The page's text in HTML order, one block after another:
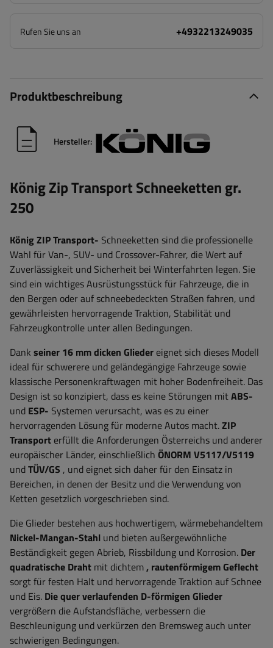
Rufen Sie uns an +4932213249035
Produktbeschreibung
Hersteller:
König Zip Transport Schneeketten gr.
250
König ZIP Transport- Schneeketten sind die professionelle
Wahl für Van-, SUV- und Crossover-Fahrer, die Wert auf
Zuverlässigkeit und Sicherheit bei Winterfahrten legen. Sie
sind ein wichtiges Ausrüstungsstück für Fahrzeuge, die in
den Bergen oder auf schneebedeckten Straßen fahren, und
gewährleisten hervorragende Traktion, Stabilität und
Fahrzeugkontrolle unter allen Bedingungen.
Dank seiner 16 mm dicken Glieder eignet sich dieses Modell
ideal für schwerere und geländegängige Fahrzeuge sowie
klassische Personenkraftwagen mit hoher Bodenfreiheit. Das
Design ist so konzipiert, dass es keine Störungen mitABS-
und ESP- Systemen verursacht, was es zu einer
hervorragenden Lösung für moderne Autos macht.ZIP
Transport erfüllt die Anforderungen Österreichs und anderer
europäischer Länder, einschließlich ÖNORM V5117/V5119
undTÜV/GS , und eignet sich daher für den Einsatz in
Bereichen, in denen der Besitz und die Verwendung von
Ketten gesetzlich vorgeschrieben sind.
Die Glieder bestehen aus hochwertigem, wärmebehandeltem
Nickel-Mangan-Stahl und bieten außergewöhnliche
Beständigkeit gegen Abrieb, Rissbildung und Korrosion. Der
quadratische Draht mit dichtem, rautenförmigem Geflecht
sorgt für festen Halt und hervorragende Traktion auf Schnee
und Eis. Die quer verlaufenden D-förmigen Glieder
vergrößern die Aufstandsfläche, verbessern die
Beschleunigung und verkürzen den Bremsweg auch unter
schwierigen Bedingungen.